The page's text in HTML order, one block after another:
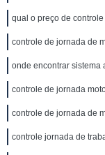
qual o preço de
controle de jornada de
onde encontrar sistema
controle de jornada
controle de jornada de
controle jornada de